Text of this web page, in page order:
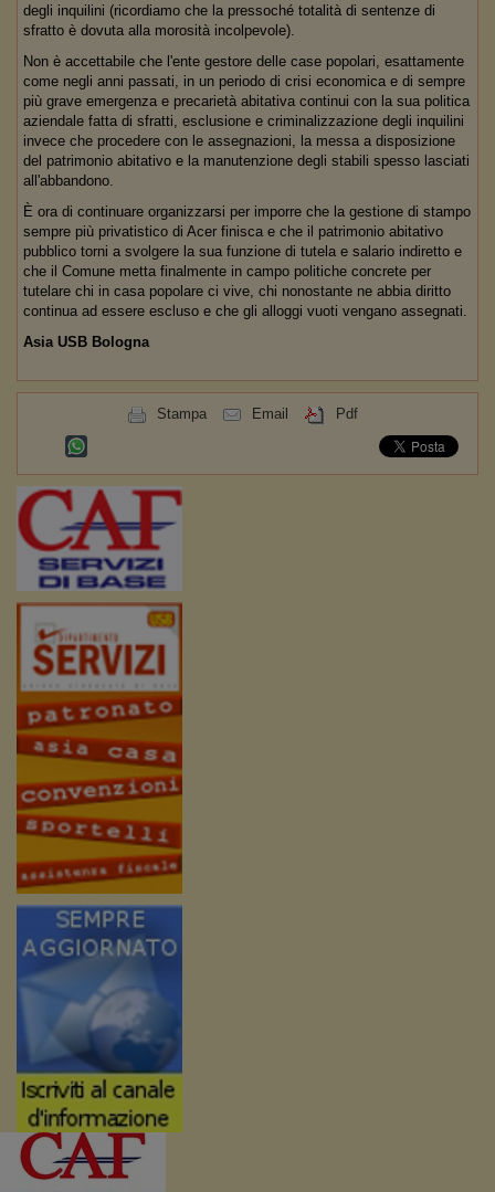
degli inquilini (ricordiamo che la pressoché totalità di sentenze di
sfratto è dovuta alla morosità incolpevole).
Non è accettabile che l'ente gestore delle case popolari, esattamente
come negli anni passati, in un periodo di crisi economica e di sempre
più grave emergenza e precarietà abitativa continui con la sua politica
aziendale fatta di sfratti, esclusione e criminalizzazione degli inquilini
invece che procedere con le assegnazioni, la messa a disposizione
del patrimonio abitativo e la manutenzione degli stabili spesso lasciati
all'abbandono.
È ora di continuare organizzarsi per imporre che la gestione di stampo
sempre più privatistico di Acer finisca e che il patrimonio abitativo
pubblico torni a svolgere la sua funzione di tutela e salario indiretto e
che il Comune metta finalmente in campo politiche concrete per
tutelare chi in casa popolare ci vive, chi nonostante ne abbia diritto
continua ad essere escluso e che gli alloggi vuoti vengano assegnati.
Asia USB Bologna
Stampa Email Pdf